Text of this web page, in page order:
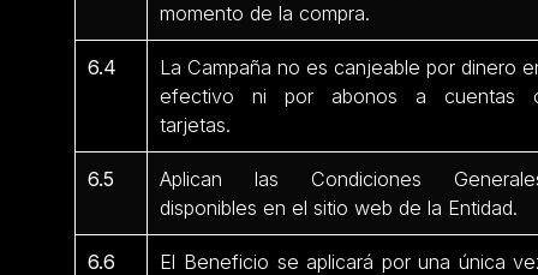
momento de la compra.
6.4
La Campaña no es canjeable por dinero
efectivo ni por abonos a cuentas
tarjetas.
6.5
Aplican las Condiciones
disponibles en el sitio web de la Entidad.
6.6
El Beneficio se aplicará por una única